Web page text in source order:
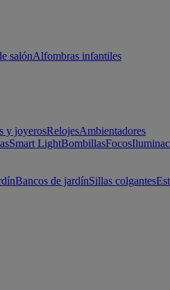
salónAlfombras infantiles
y joyerosRelojesAmbientadores
Smart LightBombillasFocos
Bancos de jardínSillas colgantes